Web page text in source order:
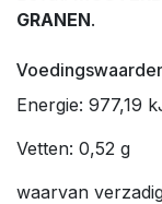
GRANEN.
Energie: 977,19
Vetten: 0,52 g
waarvan